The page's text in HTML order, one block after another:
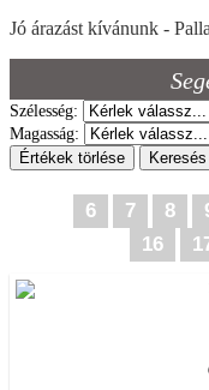
Jó árazást kívánunk -
Szélesség:
Magasság:
Értékek törlése
Keresés
6 7 8
16